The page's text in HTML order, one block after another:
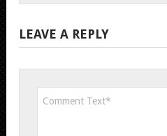
LEAVE A REPLY